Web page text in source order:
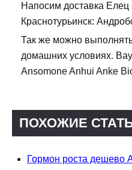
Напосим доставка
Краснотурьинск:
Так же можно
домашних условиях.
Ansomone Anhui Anke
ПОХОЖИЕ
Гормон роста дешево